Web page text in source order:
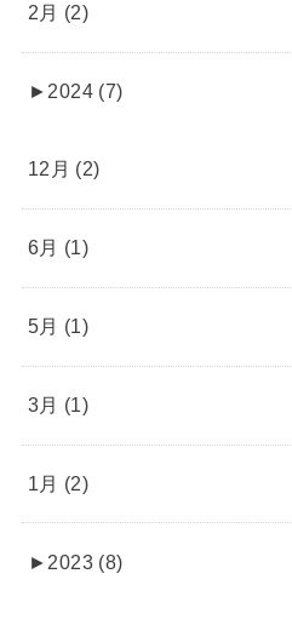
2月 (2)
► 2024 (7)
12月 (2)
6月 (1)
5月 (1)
3月 (1)
1月 (2)
► 2023 (8)